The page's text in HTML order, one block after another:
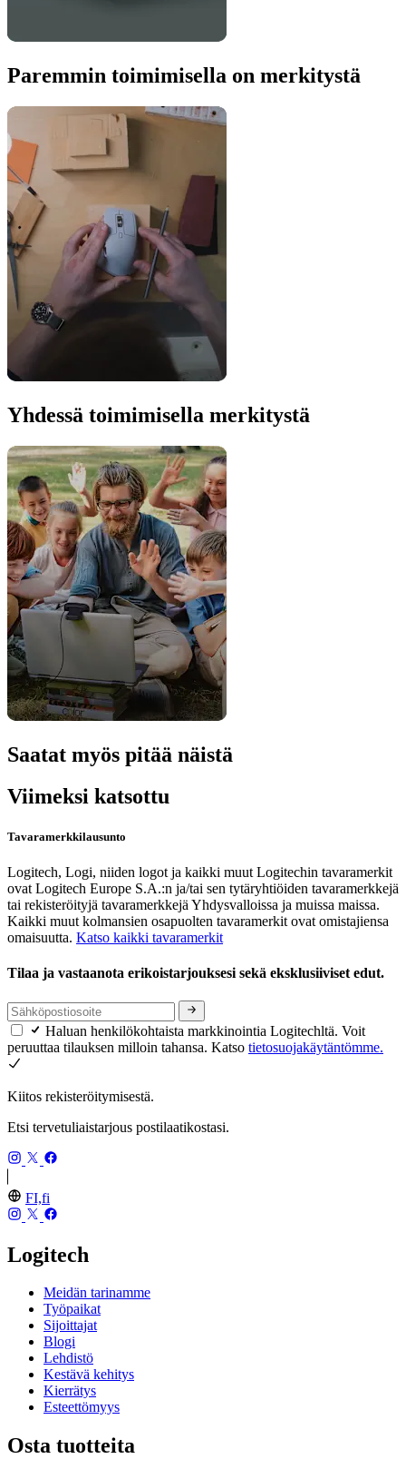
Paremmin toimimisella on merkitystä
Yhdessä toimimisella merkitystä
Saatat myös pitää näistä
Viimeksi katsottu
Tavaramerkkilausunto
Logitech, Logi, niiden logot ja kaikki muut Logitechin tavaramerkit
ovat Logitech Europe S.A.:n ja/tai sen tytäryhtiöiden tavaramerkkejä
tai rekisteröityjä tavaramerkkejä Yhdysvalloissa ja muissa maissa.
Kaikki muut kolmansien osapuolten tavaramerkit ovat omistajiensa
omaisuutta. Katso kaikki tavaramerkit
Tilaa ja vastaanota erikoistarjouksesi sekä eksklusiiviset edut.
Haluan henkilökohtaista markkinointia Logitechltä. Voit
peruuttaa tilauksen milloin tahansa. Katso tietosuojakäytäntömme.
Kiitos rekisteröitymisestä.
Etsi tervetuliaistarjous postilaatikostasi.
FI,fi
Logitech
Meidän tarinamme
Työpaikat
Sijoittajat
Blogi
Lehdistö
Kestävä kehitys
Kierrätys
Esteettömyys
Osta tuotteita